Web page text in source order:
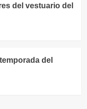
del vestuario del
del